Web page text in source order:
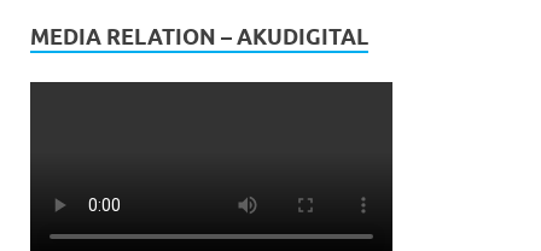
MEDIA RELATION – AKUDIGITAL